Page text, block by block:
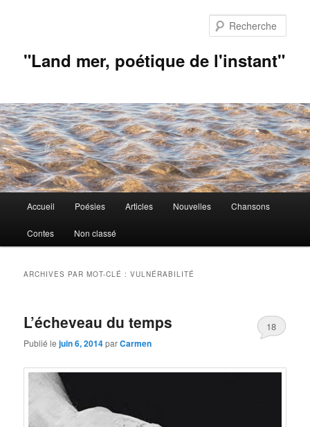
"Land mer, poétique de l'instant"
principal
Accueil Poésies Articles Nouvelles Chansons
Contes Non classé
ARCHIVES PAR MOT-CLÉ :VULNÉRABILITÉ
L’écheveau du temps
Publié lejuin 6, 2014parCarmen
18